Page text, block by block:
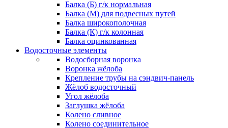
Балка (Б) г/к нормальная
Балка (М) для подвесных путей
Балка широкополочная
Балка (К) г/к колонная
Балка оцинкованная
Водосточные элементы
Водосборная воронка
Воронка жёлоба
Крепление трубы на сэндвич-панель
Жёлоб водосточный
Угол жёлоба
Заглушка жёлоба
Колено сливное
Колено соединительное